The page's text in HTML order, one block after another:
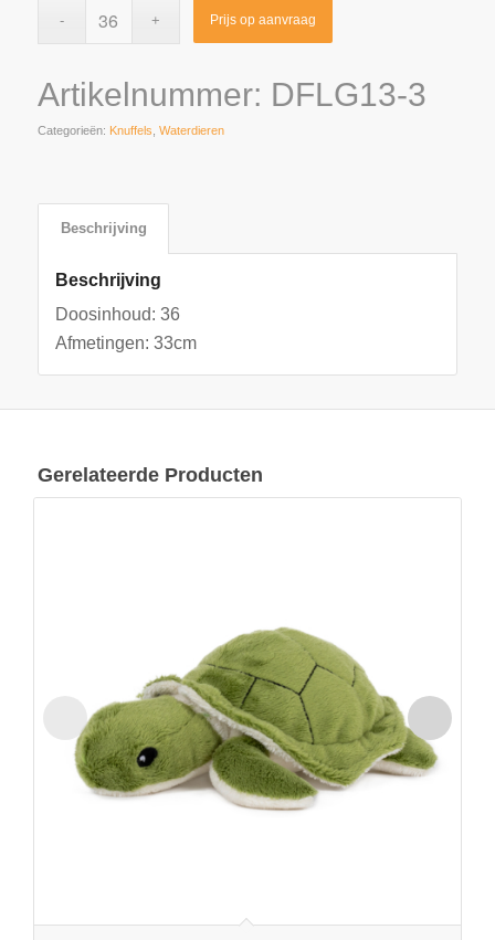
Prijs op aanvraag
Artikelnummer: DFLG13-3
Categorieën: Knuffels, Waterdieren
Beschrijving
Beschrijving
Doosinhoud: 36
Afmetingen: 33cm
Gerelateerde Producten